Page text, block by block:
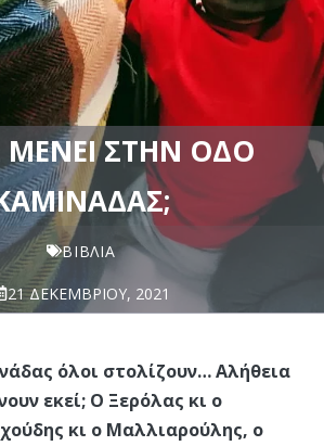
ΜΈΝΕΙ ΣΤΗΝ ΟΔΌ
ΒΙΒΛΊΑ
21 ΔΕΚΕΜΒΡΊΟΥ, 2021
όλοι στολίζουν… Αλήθεια
εκεί; Ο Ξερόλας κι ο
κι ο Μαλλιαρούλης, ο